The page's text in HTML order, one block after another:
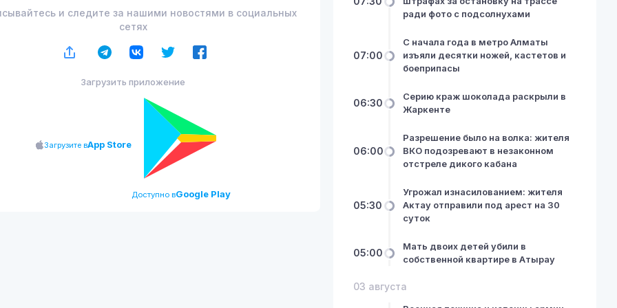
и следите за нашими новостями в социальных
сетях
Загрузить приложение
Загрузите вApp Store
Доступно вGoogle Play
ради фото с подсолнухами
07:00
С начала года в метро Алматы
изъяли десятки ножей, кастетов и
боеприпасы
06:30
Серию краж шоколада раскрыли в
Жаркенте
06:00
Разрешение было на волка: жителя
ВКО подозревают в незаконном
отстреле дикого кабана
05:30
Угрожал изнасилованием: жителя
Актау отправили под арест на 30
суток
05:00
Мать двоих детей убили в
собственной квартире в Атырау
03 августа